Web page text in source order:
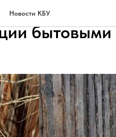
Новости КБУУлан-
бытовыми